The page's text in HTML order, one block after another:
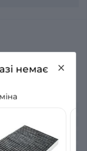
0
немає